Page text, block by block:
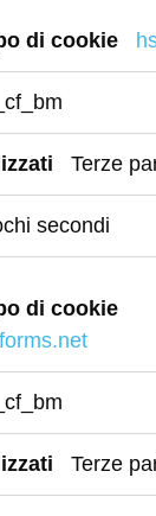
Terze
secondi
Terze